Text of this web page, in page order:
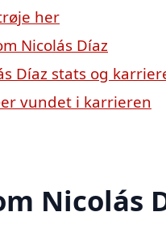
her
Nicolás Díaz
Díaz stats og
vundet i karrieren
Nicolás